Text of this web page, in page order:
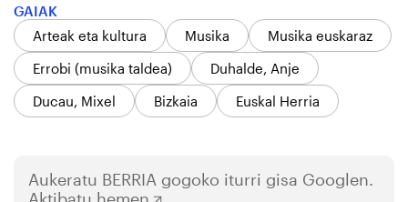
GAIAK
Arteak eta kultura
Musika
Musika euskaraz
Errobi (musika taldea)
Duhalde, Anje
Ducau, Mixel
Bizkaia Euskal Herria
Aukeratu BERRIA gogoko iturri gisa Googlen.
Aktibatu hemen